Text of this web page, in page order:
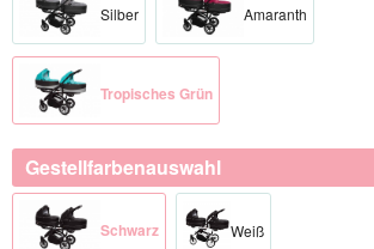
Silber Amaranth
Tropisches Grün
Gestellfarbenauswahl
Schwarz​ Weiß​